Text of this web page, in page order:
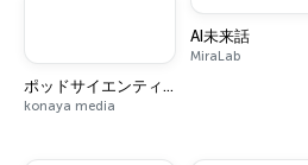
ポッドサイエンティスト：ライフサイエンス
konaya media
AI未来話
MiraLab